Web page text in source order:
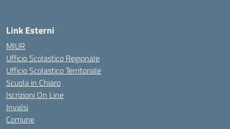
Link Esterni
MIUR
Ufficio Scolastico Regionale
Ufficio Scolastico Territoriale
Scuola in Chiaro
Iscrizioni On Line
Invalsi
Comune